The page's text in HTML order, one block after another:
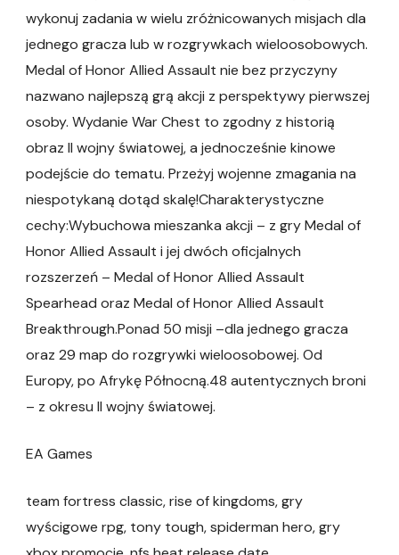
wykonuj zadania w wielu zróżnicowanych misjach dla
jednego gracza lub w rozgrywkach wieloosobowych.
Medal of Honor Allied Assault nie bez przyczyny
nazwano najlepszą grą akcji z perspektywy pierwszej
osoby. Wydanie War Chest to zgodny z historią
obraz II wojny światowej, a jednocześnie kinowe
podejście do tematu. Przeżyj wojenne zmagania na
niespotykaną dotąd skalę!Charakterystyczne
cechy:Wybuchowa mieszanka akcji – z gry Medal of
Honor Allied Assault i jej dwóch oficjalnych
rozszerzeń – Medal of Honor Allied Assault
Spearhead oraz Medal of Honor Allied Assault
Breakthrough.Ponad 50 misji –dla jednego gracza
oraz 29 map do rozgrywki wieloosobowej. Od
Europy, po Afrykę Północną.48 autentycznych broni
– z okresu II wojny światowej.
EA Games
team fortress classic, rise of kingdoms, gry
wyścigowe rpg, tony tough, spiderman hero, gry